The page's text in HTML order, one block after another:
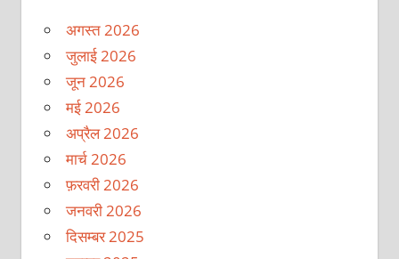
अगस्त 2026
जुलाई 2026
जून 2026
मई 2026
अप्रैल 2026
मार्च 2026
फ़रवरी 2026
जनवरी 2026
दिसम्बर 2025